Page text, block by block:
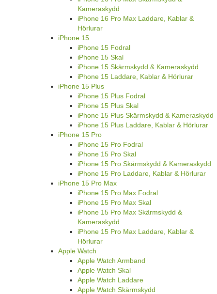
Kameraskydd
iPhone 16 Pro Max Laddare, Kablar &
Hörlurar
iPhone 15
iPhone 15 Fodral
iPhone 15 Skal
iPhone 15 Skärmskydd & Kameraskydd
iPhone 15 Laddare, Kablar & Hörlurar
iPhone 15 Plus
iPhone 15 Plus Fodral
iPhone 15 Plus Skal
iPhone 15 Plus Skärmskydd & Kameraskydd
iPhone 15 Plus Laddare, Kablar & Hörlurar
iPhone 15 Pro
iPhone 15 Pro Fodral
iPhone 15 Pro Skal
iPhone 15 Pro Skärmskydd & Kameraskydd
iPhone 15 Pro Laddare, Kablar & Hörlurar
iPhone 15 Pro Max
iPhone 15 Pro Max Fodral
iPhone 15 Pro Max Skal
iPhone 15 Pro Max Skärmskydd &
Kameraskydd
iPhone 15 Pro Max Laddare, Kablar &
Hörlurar
Apple Watch
Apple Watch Armband
Apple Watch Skal
Apple Watch Laddare
Apple Watch Skärmskydd